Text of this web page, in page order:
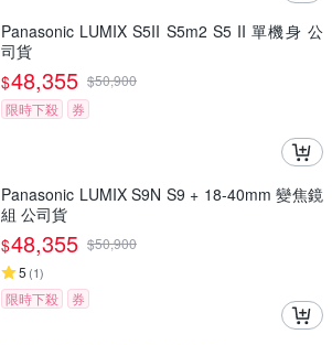
Panasonic LUMIX S5II S5m2 S5 II 單機身 公
司貨
$48,355 $50,900
限時下殺
券
Panasonic LUMIX S9N S9 + 18-40mm 變焦鏡
組 公司貨
$48,355 $50,900
5 (1)
限時下殺 券